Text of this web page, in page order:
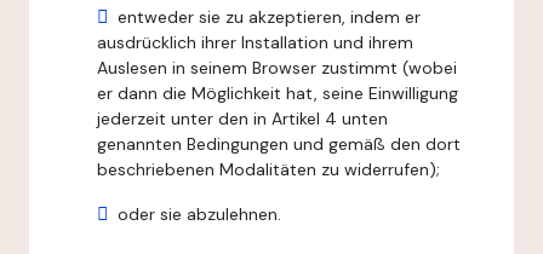
entweder sie zu akzeptieren, indem er
ausdrücklich ihrer Installation und ihrem
Auslesen in seinem Browser zustimmt (wobei
er dann die Möglichkeit hat, seine Einwilligung
jederzeit unter den in Artikel 4 unten
genannten Bedingungen und gemäß den dort
beschriebenen Modalitäten zu widerrufen);
oder sie abzulehnen.